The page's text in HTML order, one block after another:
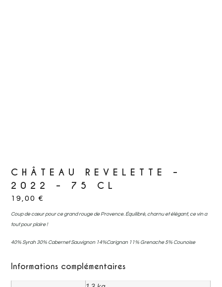
CHÂTEAU REVELETTE –
2022 – 75 CL
19,00€
Coup de cœur pour ce grand rouge de Provence. Équilibré, charnu et élégant, ce vin a
tout pour plaire !
40% Syrah 30% Cabernet Sauvignon 14%Carignan 11% Grenache 5% Counoise
Informations complémentaires